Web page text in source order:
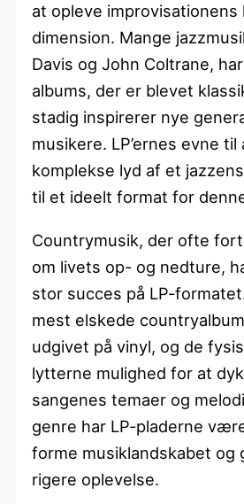
at opleve improvisationens
dimension. Mange
Davis og John Coltrane,
albums, der er blevet
stadig inspirerer nye
musikere. LP’ernes evne
komplekse lyd af et
til et ideelt format for
Countrymusik, der ofte
om livets op- og nedture,
stor succes på LP-
mest elskede
udgivet på vinyl, og de
lytterne mulighed for at
sangenes temaer og
genre har LP-pladerne
forme musiklandskabet og
rigere oplevelse.